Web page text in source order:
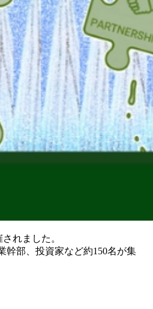
れました。
幹部、投資家など約150名が集